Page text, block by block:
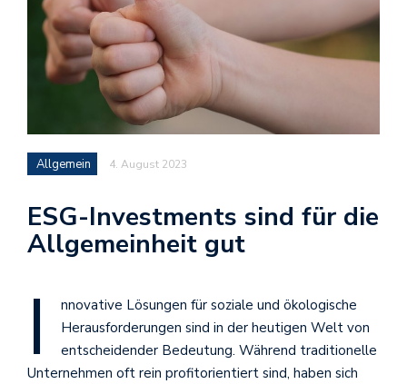
Allgemein 4. August 2023
ESG-Investments sind für die
Allgemeinheit gut
I
nnovative Lösungen für soziale und ökologische
Herausforderungen sind in der heutigen Welt von
entscheidender Bedeutung. Während traditionelle
Unternehmen oft rein profitorientiert sind, haben sich